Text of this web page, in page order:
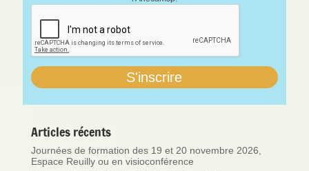
Articles récents
Journées de formation des 19 et 20 novembre 2026,
Espace Reuilly ou en visioconférence